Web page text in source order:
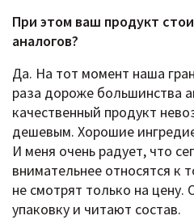
При этом ваш продукт
аналогов?
Да. На тот момент наша
раза дороже большинства
качественный продукт
дешевым. Хорошие
И меня очень радует, что
внимательнее относятся к
не смотрят только на
упаковку и читают состав.